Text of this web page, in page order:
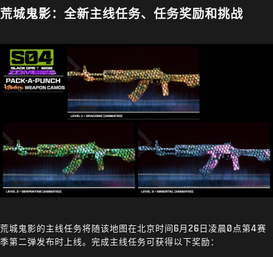
荒城鬼影：全新主线任务、任务奖励和挑战
荒城鬼影的主线任务将随该地图在北京时间6月26日凌晨0点第4赛
季第二弹发布时上线。完成主线任务可获得以下奖励：